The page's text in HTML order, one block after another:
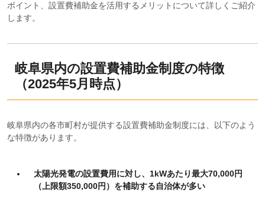
ポイント、設置費補助金を活用するメリットについて詳しくご紹介
します。
岐阜県内の設置費補助金制度の特徴
（2025年5月時点）
岐阜県内の各市町村が提供する設置費補助金制度には、以下のよう
な特徴があります。
太陽光発電の設置費用に対し、1kWあたり最大70,000円
（上限額350,000円）を補助する自治体が多い